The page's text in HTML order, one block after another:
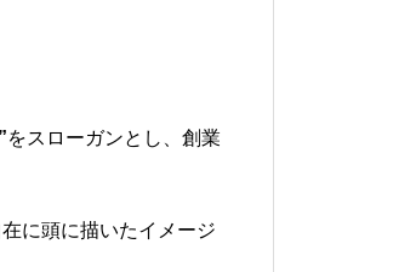
をスローガンとし、創業
に頭に描いたイメージ